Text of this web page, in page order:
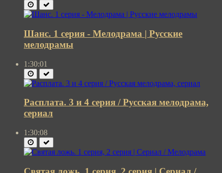
Шанс. 1 серия - Мелодрама | Русские
мелодрамы
1:30:01
Расплата. 3 и 4 серия / Русская мелодрама,
сериал
1:30:08